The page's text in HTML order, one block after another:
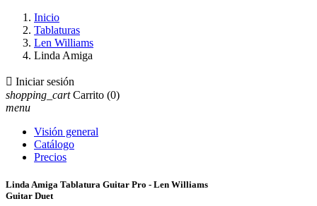
Inicio
Tablaturas
Len Williams
Linda Amiga
 Iniciar sesión
shopping_cart Carrito (0)
menu
Visión general
Catálogo
Precios
Linda Amiga Tablatura Guitar Pro - Len Williams
Guitar Duet